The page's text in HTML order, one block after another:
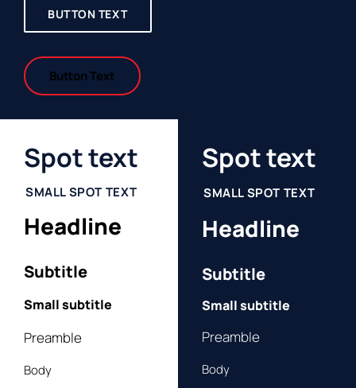
BUTTON TEXT
Button Text
Spot text
SMALL SPOT TEXT
Headline
Subtitle
Small subtitle
Preamble
Body
Spot text
SMALL SPOT TEXT
Headline
Subtitle
Small subtitle
Preamble
Body